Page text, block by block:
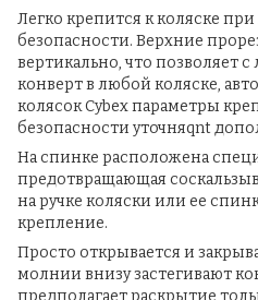
Легко крепится к коляске
безопасности. Верхние
вертикально, что позволяет с
конверт в любой коляске,
колясок Cybex параметры
безопасности уточняqnt
На спинке расположена
предотвращающая
на ручке коляски или ее
крепление.
Просто открывается и
молнии внизу застегивают
предполагает раскрытие